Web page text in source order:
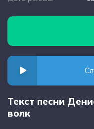
Текст песни
волк